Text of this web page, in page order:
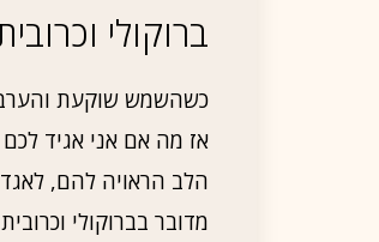
ברוקולי
כשהשמש שוקעת והערב
אז מה אם אני אגיד
הלב הראויה להם,
מדובר בברוקולי